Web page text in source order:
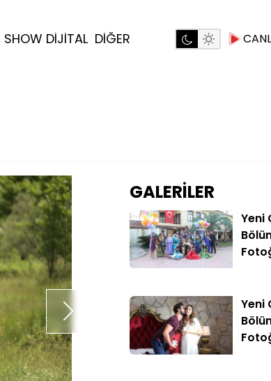
SHOW DİJİTAL DİĞER
GALERİLER
Yeni
Yeni